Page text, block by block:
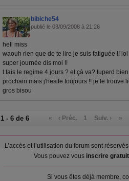
bibiche54
publié le 03/09/2008 à 21:26
hell miss
waouh rien que de te lire je suis fatiguée !! lol
super journée dis moi !!
t fais le regime 4 jours ? et çà va? tuperd
prochain mais j'hesite toujours !! je le trouve
gros bisou
1 - 6 de 6 « ‹ Préc. 1 Suiv. › »
L’accès et l’utilisation du forum sont
Vous pouvez vous inscrire
Si vous êtes déjà membre,